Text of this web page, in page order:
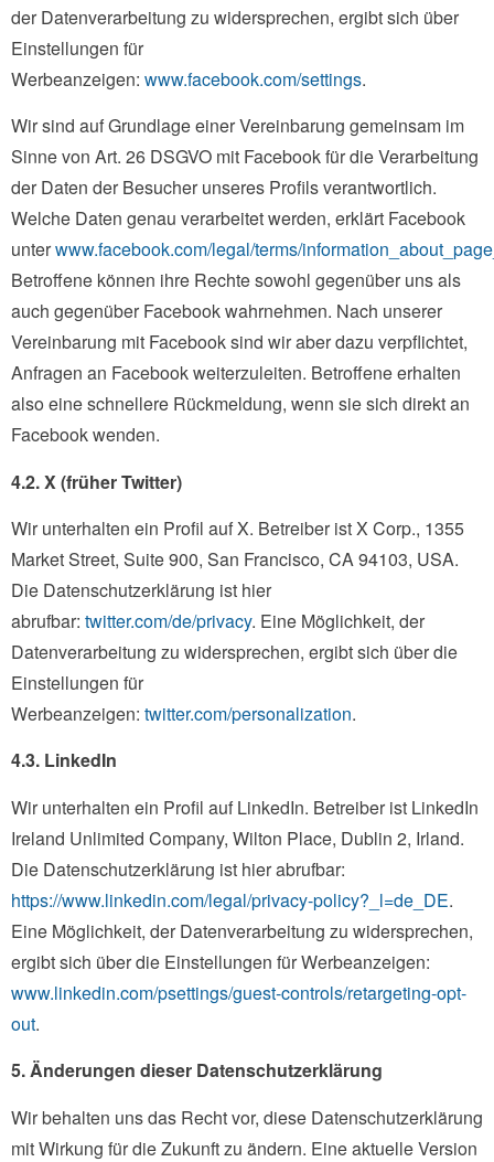
der Datenverarbeitung zu widersprechen, ergibt sich über
Einstellungen für
Werbeanzeigen: www.facebook.com/settings.
Wir sind auf Grundlage einer Vereinbarung gemeinsam im
Sinne von Art. 26 DSGVO mit Facebook für die Verarbeitung
der Daten der Besucher unseres Profils verantwortlich.
Welche Daten genau verarbeitet werden, erklärt Facebook
unterwww.facebook.com/legal/terms/
Betroffene können ihre Rechte sowohl gegenüber uns als
auch gegenüber Facebook wahrnehmen. Nach unserer
Vereinbarung mit Facebook sind wir aber dazu verpflichtet,
Anfragen an Facebook weiterzuleiten. Betroffene erhalten
also eine schnellere Rückmeldung, wenn sie sich direkt an
Facebook wenden.
4.2. X (früher Twitter)
Wir unterhalten ein Profil auf X. Betreiber ist X Corp., 1355
Market Street, Suite 900, San Francisco, CA 94103, USA.
Die Datenschutzerklärung ist hier
abrufbar: twitter.com/de/privacy. Eine Möglichkeit, der
Datenverarbeitung zu widersprechen, ergibt sich über die
Einstellungen für
Werbeanzeigen: twitter.com/personalization.
4.3. LinkedIn
Wir unterhalten ein Profil auf LinkedIn. Betreiber ist LinkedIn
Ireland Unlimited Company, Wilton Place, Dublin 2, Irland.
Die Datenschutzerklärung ist hier abrufbar:
https://www.linkedin.com/legal/privacy-policy?_l=de_DE.
Eine Möglichkeit, der Datenverarbeitung zu widersprechen,
ergibt sich über die Einstellungen für Werbeanzeigen:
www.linkedin.com/psettings/guest-controls/retargeting-opt-
out.
5. Änderungen dieser Datenschutzerklärung
Wir behalten uns das Recht vor, diese Datenschutzerklärung
mit Wirkung für die Zukunft zu ändern. Eine aktuelle Version